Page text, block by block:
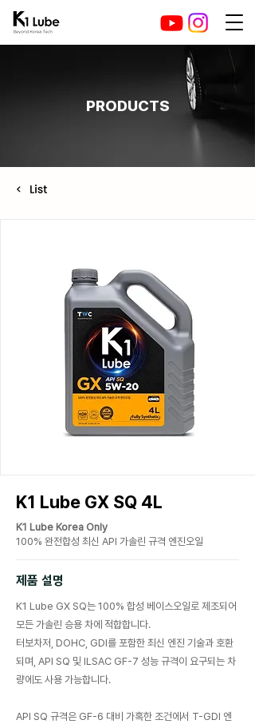
PRODUCTS
K1 Lube GX SQ 4L
K1 Lube Korea Only
100% 완전합성 최신 API 가솔린 규격 엔진오일
​제품 설명
K1 Lube GX SQ는 100% 합성 베이스오일로 제조되어
모든 가솔린 승용 차에 적합합니다.
터보차저, DOHC, GDI를 포함한 최신 엔진 기술과 호환
되며, API SQ 및 ILSAC GF-7 성능 규격이 요구되는 차
량에도 사용 가능합니다.
API SQ 규격은 GF-6 대비 가혹한 조건에서 T-GDI 엔